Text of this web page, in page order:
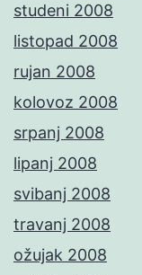
studeni 2008
listopad 2008
rujan 2008
kolovoz 2008
srpanj 2008
lipanj 2008
svibanj 2008
travanj 2008
ožujak 2008